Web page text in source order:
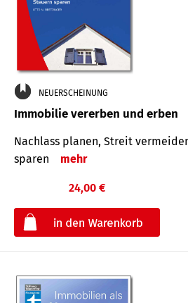
NEUERSCHEINUNG
Immobilie vererben und erben
Nachlass planen, Streit
sparen
mehr
24,00 €